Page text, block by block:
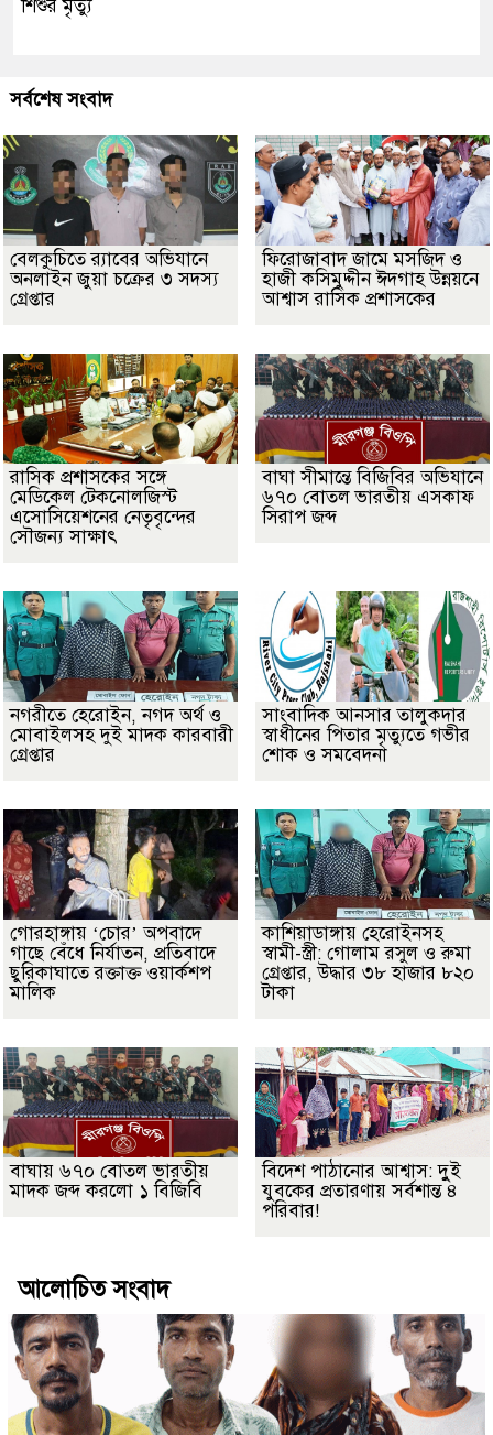
শিশুর মৃত্যু
সর্বশেষ সংবাদ
বেলকুচিতে র‌্যাবের অভিযানে
অনলাইন জুয়া চক্রের ৩ সদস্য
গ্রেপ্তার
ফিরোজাবাদ জামে মসজিদ ও
হাজী কসিমুদ্দীন ঈদগাহ উন্নয়নে
আশ্বাস রাসিক প্রশাসকের
​রাসিক প্রশাসকের সঙ্গে
মেডিকেল টেকনোলজিস্ট
এসোসিয়েশনের নেতৃবৃন্দের
সৌজন্য সাক্ষাৎ
বাঘা সীমান্তে বিজিবির অভিযানে
৬৭০ বোতল ভারতীয় এসকাফ
সিরাপ জব্দ
নগরীতে হেরোইন, নগদ অর্থ ও
মোবাইলসহ দুই মাদক কারবারী
গ্রেপ্তার
সাংবাদিক আনসার তালুকদার
স্বাধীনের পিতার মৃত্যুতে গভীর
শোক ও সমবেদনা
গোরহাঙ্গায় ‘চোর’ অপবাদে
গাছে বেঁধে নির্যাতন, প্রতিবাদে
ছুরিকাঘাতে রক্তাক্ত ওয়ার্কশপ
মালিক
কাশিয়াডাঙ্গায় হেরোইনসহ
স্বামী-স্ত্রী: গোলাম রসুল ও রুমা
গ্রেপ্তার, উদ্ধার ৩৮ হাজার ৮২০
টাকা
বাঘায় ৬৭০ বোতল ভারতীয়
মাদক জব্দ করলো ১ বিজিবি
বিদেশ পাঠানোর আশ্বাস: দুুই
যুবকের প্রতারণায় সর্বশান্ত ৪
পরিবার!
আলোচিত সংবাদ